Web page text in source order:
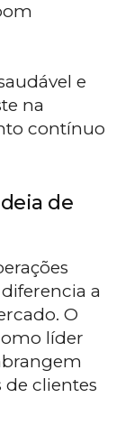
e
na
contínuo
de
a
O
líder
clientes